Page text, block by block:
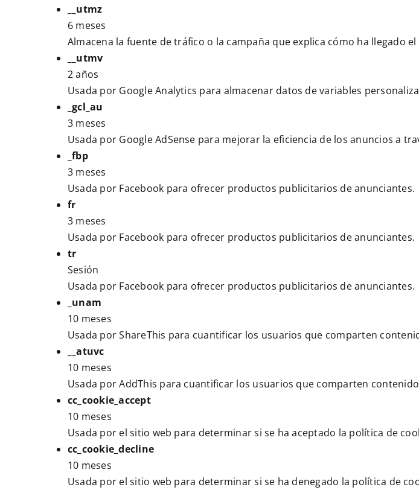
__utmz
6 meses
Almacena la fuente de tráfico o la campaña que explica cómo ha llegado
__utmv
2 años
Usada por Google Analytics para almacenar datos de variables
_gcl_au
3 meses
Usada por Google AdSense para mejorar la eficiencia de los anuncios a
_fbp
3 meses
Usada por Facebook para ofrecer productos publicitarios de anunciantes.
fr
3 meses
Usada por Facebook para ofrecer productos publicitarios de anunciantes.
tr
Sesión
Usada por Facebook para ofrecer productos publicitarios de anunciantes.
_unam
10 meses
Usada por ShareThis para cuantificar los usuarios que comparten
__atuvc
10 meses
Usada por AddThis para cuantificar los usuarios que comparten
cc_cookie_accept
10 meses
Usada por el sitio web para determinar si se ha aceptado la política de
cc_cookie_decline
10 meses
Usada por el sitio web para determinar si se ha denegado la política de